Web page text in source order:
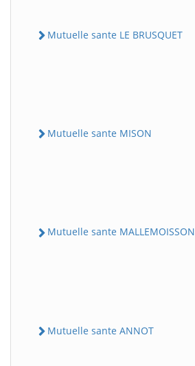
Mutuelle sante LE BRUSQUET
Mutuelle sante MISON
Mutuelle sante MALLEMOISSON
Mutuelle sante ANNOT